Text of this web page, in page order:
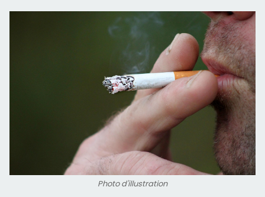
Photo d'illustration